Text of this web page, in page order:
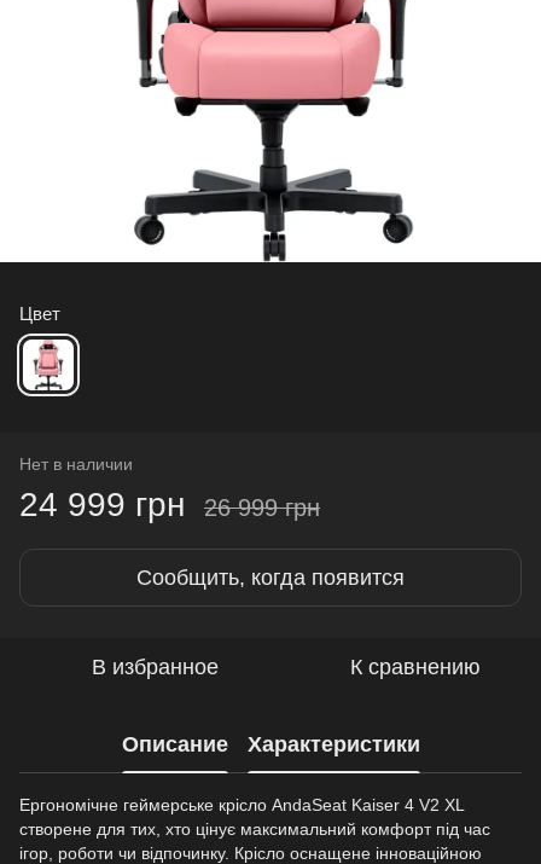
Цвет
Нет в наличии
24 999 грн 26 999 грн
Сообщить, когда появится
В избранное К сравнению
Описание Характеристики
Ергономічне геймерське крісло AndaSeat Kaiser 4 V2 XL
створене для тих, хто цінує максимальний комфорт під час
ігор, роботи чи відпочинку. Крісло оснащене інноваційною